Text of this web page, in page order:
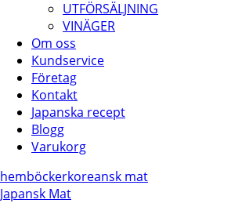
UTFÖRSÄLJNING
VINÄGER
Om oss
Kundservice
Företag
Kontakt
Japanska recept
Blogg
Varukorg
hemböckerkoreansk mat
Japansk Mat